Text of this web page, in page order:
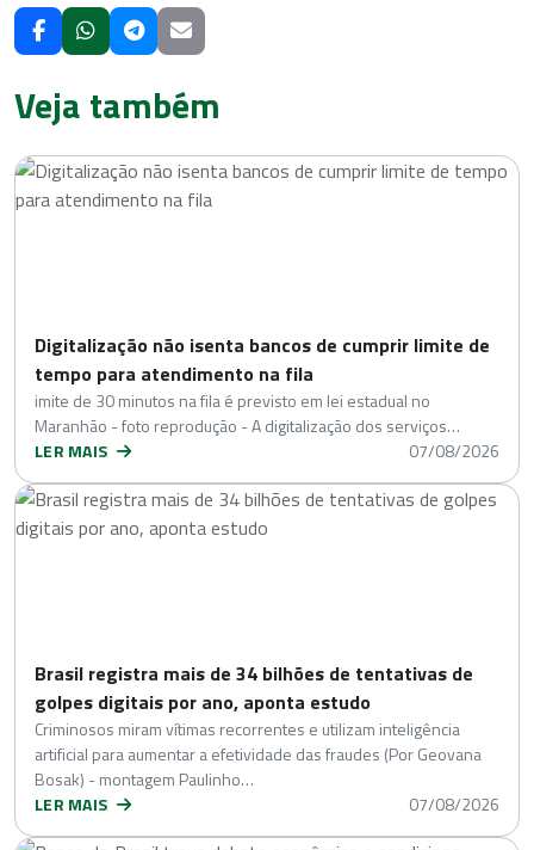
Veja também
Digitalização não isenta bancos de cumprir limite de
tempo para atendimento na fila
imite de 30 minutos na fila é previsto em lei estadual no
Maranhão - foto reprodução - A digitalização dos serviços…
LER MAIS
07/08/2026
Brasil registra mais de 34 bilhões de tentativas de
golpes digitais por ano, aponta estudo
Criminosos miram vítimas recorrentes e utilizam inteligência
artificial para aumentar a efetividade das fraudes (Por Geovana
Bosak) - montagem Paulinho…
LER MAIS
07/08/2026